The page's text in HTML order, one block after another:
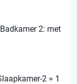
2: met
2 = 1